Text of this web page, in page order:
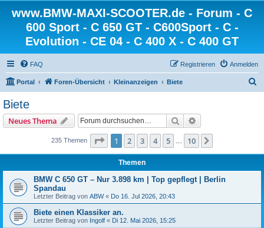
www.BMW-MAXI-SCOOTER.de - Forum - C
600 Sport - C 650 GT - C600Sport - C -
Evolution - CE 04 - C 400 X - C 400 GT
FAQ Anmelden
Registrieren
Portal Foren-Übersicht Kleinanzeigen Biete
Biete
Neues Thema Suche
235 Themen Seite 1von 10
1 2 3 4 5 10
Themen
BMW C 650 GT – Nur 3.898 km | Top gepflegt | Berlin
Spandau
Letzter Beitrag von ABW« Do 16. Jul 2026, 20:43
Biete einen Klassiker an.
Letzter Beitrag von Ingolf « Di 12. Mai 2026, 15:25